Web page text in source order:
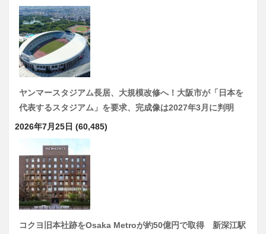
ヤンマースタジアム長居、大規模改修へ！大阪市が「日本を
代表するスタジアム」を要求、完成像は2027年3月に判明
2026年7月25日 (60,485)
コクヨ旧本社跡をOsaka Metroが約50億円で取得 新深江駅